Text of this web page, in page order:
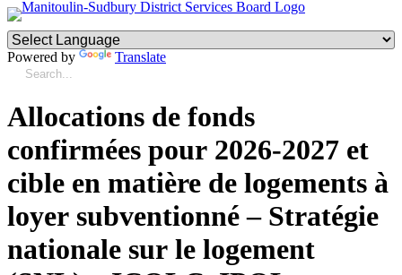
Powered by Translate
Allocations de fonds
confirmées pour 2026-2027 et
cible en matière de logements à
loyer subventionné – Stratégie
nationale sur le logement